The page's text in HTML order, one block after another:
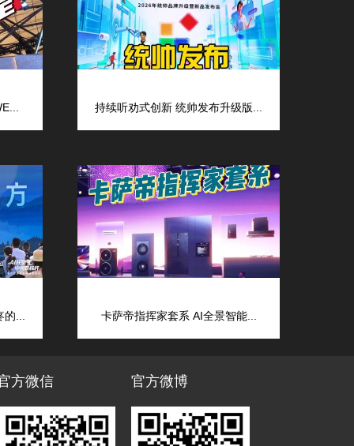
持续听劝式创新 统帅发布升级版...
... 卡萨帝指挥家套系 AI全景智能...
方微信 官方微博